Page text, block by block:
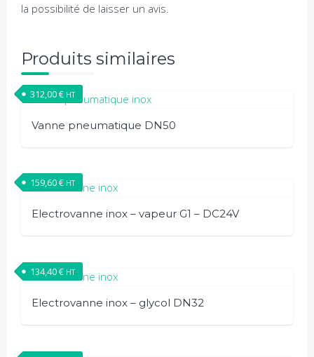
la possibilité de laisser un avis.
Produits similaires
Vanne pneumatique DN50
312,00€ HT
Electrovanne inox – vapeur G1 – DC24V
159,60€ HT
Electrovanne inox – glycol DN32
134,40€ HT